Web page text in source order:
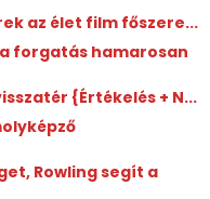
az élet film főszere...
forgatás hamarosan
{Értékelés + N...
Rowling segít a